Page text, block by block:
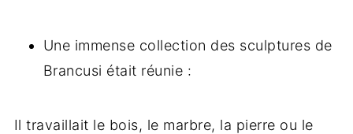
Une immense collection des sculptures de
Brancusi était réunie :
Il travaillait le bois, le marbre, la pierre ou le